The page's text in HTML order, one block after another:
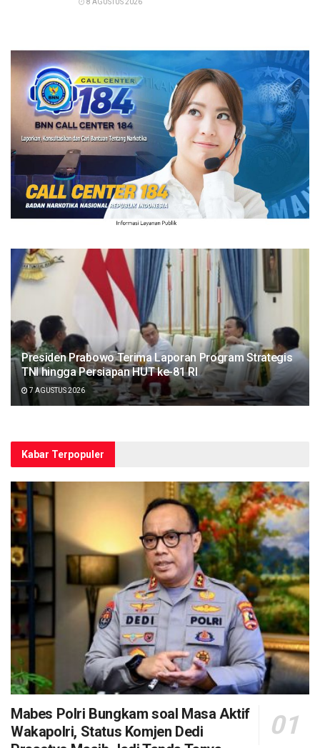
8 AGUSTUS 2026
Presiden Prabowo Terima Laporan Program Strategis
TNI hingga Persiapan HUT ke-81 RI
7 AGUSTUS 2026
Kabar Terpopuler
Mabes Polri Bungkam soal Masa Aktif
Wakapolri, Status Komjen Dedi